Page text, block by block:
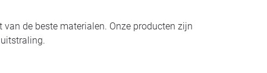
de beste materialen. Onze producten zijn